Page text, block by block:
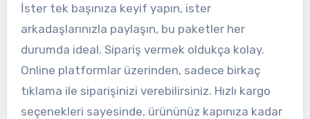
İster tek başınıza keyif yapın, ister
arkadaşlarınızla paylaşın, bu paketler her
durumda ideal. Sipariş vermek oldukça kolay.
Online platformlar üzerinden, sadece birkaç
tıklama ile siparişinizi verebilirsiniz. Hızlı kargo
seçenekleri sayesinde, ürününüz kapınıza kadar